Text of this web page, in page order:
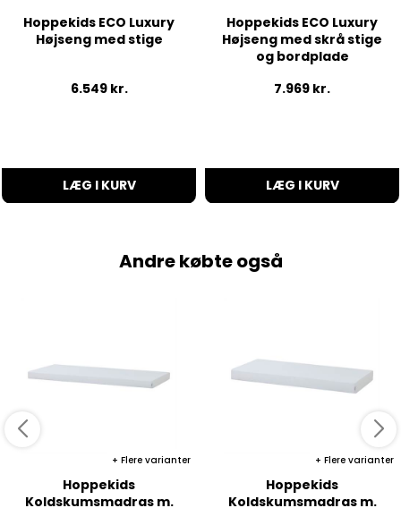
Hoppekids ECO Luxury
Højseng med stige
6.549 kr.
LÆG I KURV
Hoppekids ECO Luxury
Højseng med skrå stige
og bordplade
7.969 kr.
LÆG I KURV
Andre købte også
Flere varianter
Hoppekids
Koldskumsmadras m.
Flere varianter
Hoppekids
Koldskumsmadras m.